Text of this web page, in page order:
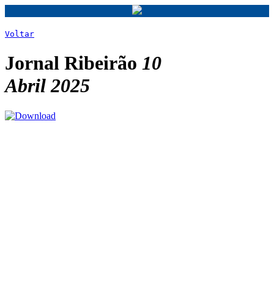
Voltar
Jornal Ribeirão 10
Abril 2025